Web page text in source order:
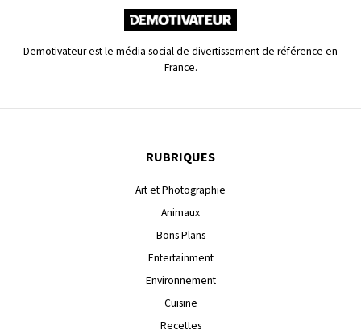
Demotivateur est le média social de divertissement de référence en
France.
RUBRIQUES
Art et Photographie
Animaux
Bons Plans
Entertainment
Environnement
Cuisine
Recettes